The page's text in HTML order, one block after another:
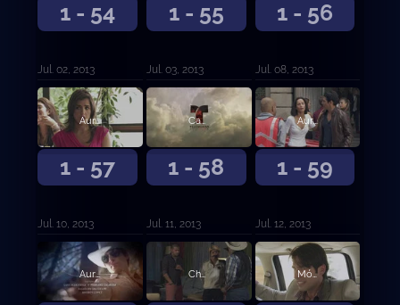
1 - 54
Jul. 02, 2013
1 - 55
Jul. 03, 2013
1 - 56
Jul. 08, 2013
1 - 57
Aurelio amenaza de muerte al Turco
Jul. 10, 2013
1 - 58
Casillas y sus hombres secuestran a Eugenia
Jul. 11, 2013
1 - 59
Aurelio asesina a la periodista Eugenia
Jul. 12, 2013
Aurelio le ordena al Cabo matar a Tijeras Chacorta sorprende a Ximena y al Turco juntos Mónica sentencia de muerte a Aurelio